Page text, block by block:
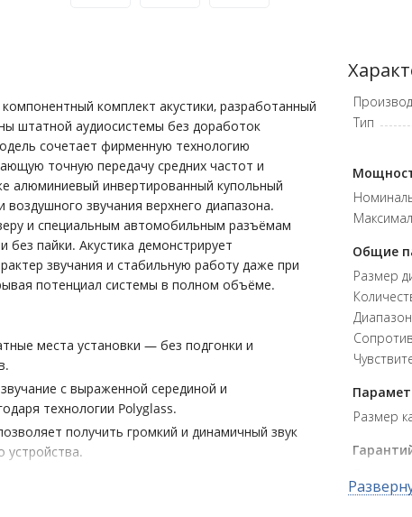
комплект акустики, разработанный
штатной аудиосистемы без доработок
сочетает фирменную технологию
точную передачу средних частот и
алюминиевый инвертированный купольный
воздушного звучания верхнего диапазона.
и специальным автомобильным разъёмам
без пайки. Акустика демонстрирует
звучания и стабильную работу даже при
потенциал системы в полном объёме.
места установки — без подгонки и
с выраженной серединой и
технологии Polyglass.
получить громкий и динамичный звук
устройства.
Тип
Общие
Размер
Размер
Гарантия